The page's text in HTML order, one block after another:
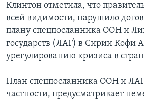
Клинтон отметила, что
всей видимости, нарушило
плану спецпосланника ООН и
государств (ЛАГ) в Сирии Кофи
урегулированию кризиса в
План спецпосланника ООН и
частности, предусматривает